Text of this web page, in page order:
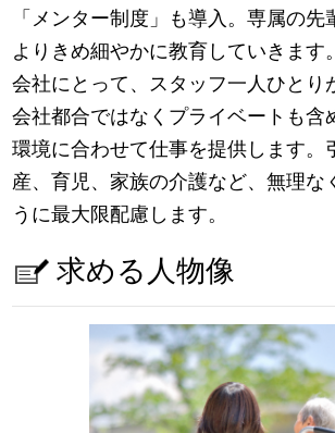
「メンター制度」も導入。専属の先
よりきめ細やかに教育していきます。
会社にとって、スタッフ一人ひとり
会社都合ではなくプライベートも含
環境に合わせて仕事を提供します。
産、育児、家族の介護など、無理な
うに最大限配慮します。
求める人物像